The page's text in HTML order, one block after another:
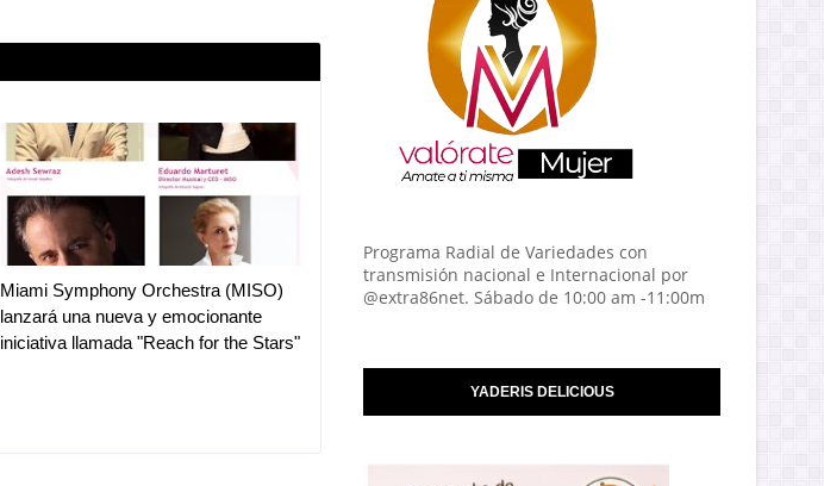
Miami Symphony Orchestra (MISO)
lanzará una nueva y emocionante
iniciativa llamada "Reach for the Stars"
Programa Radial de Variedades con
transmisión nacional e Internacional por
@extra86net. Sábado de 10:00 am -11:00m
YADERIS DELICIOUS